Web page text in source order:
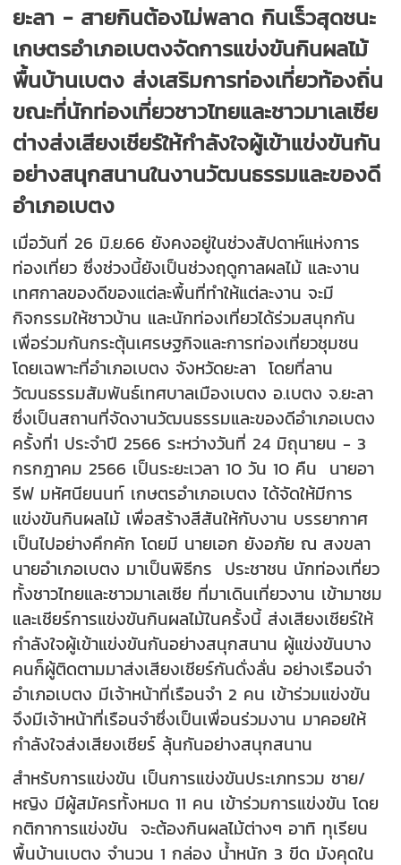
ยะลา - สายกินต้องไม่พลาด กินเร็วสุดชนะ
เกษตรอำเภอเบตงจัดการแข่งขันกินผลไม้
พื้นบ้านเบตง ส่งเสริมการท่องเที่ยวท้องถิ่น
ขณะที่นักท่องเที่ยวชาวไทยและชาวมาเลเซีย
ต่างส่งเสียงเชียร์ให้กำลังใจผู้เข้าแข่งขันกัน
อย่างสนุกสนานในงานวัฒนธรรมและของดี
อำเภอเบตง
เมื่อวันที่ 26 มิ.ย.66 ยังคงอยู่ในช่วงสัปดาห์แห่งการ
ท่องเที่ยว ซึ่งช่วงนี้ยังเป็นช่วงฤดูกาลผลไม้ และงาน
เทศกาลของดีของแต่ละพื้นที่ทำให้แต่ละงาน จะมี
กิจกรรมให้ชาวบ้าน และนักท่องเที่ยวได้ร่วมสนุกกัน
เพื่อร่วมกันกระตุ้นเศรษฐกิจและการท่องเที่ยวชุมชน
โดยเฉพาะที่อำเภอเบตง จังหวัดยะลา โดยที่ลาน
วัฒนธรรมสัมพันธ์เทศบาลเมืองเบตง อ.เบตง จ.ยะลา
ซึ่งเป็นสถานที่จัดงานวัฒนธรรมและของดีอำเภอเบตง
ครั้งที่1 ประจำปี 2566 ระหว่างวันที่ 24 มิถุนายน - 3
กรกฎาคม 2566 เป็นระยะเวลา 10 วัน 10 คืน นายอา
รีฟ มหัศนียนนท์ เกษตรอำเภอเบตง ได้จัดให้มีการ
แข่งขันกินผลไม้ เพื่อสร้างสีสันให้กับงาน บรรยากาศ
เป็นไปอย่างคึกคัก โดยมี นายเอก ยังอภัย ณ สงขลา
นายอำเภอเบตง มาเป็นพิธีกร ประชาชน นักท่องเที่ยว
ทั้งชาวไทยและชาวมาเลเซีย ที่มาเดินเที่ยวงาน เข้ามาชม
และเชียร์การแข่งขันกินผลไม้ในครั้งนี้ ส่งเสียงเชียร์ให้
กำลังใจผู้เข้าแข่งขันกันอย่างสนุกสนาน ผู้แข่งขันบาง
คนก็ผู้ติดตามมาส่งเสียงเชียร์กันดั่งลั่น อย่างเรือนจำ
อำเภอเบตง มีเจ้าหน้าที่เรือนจำ 2 คน เข้าร่วมแข่งขัน
จึงมีเจ้าหน้าที่เรือนจำซึ่งเป็นเพื่อนร่วมงาน มาคอยให้
กำลังใจส่งเสียงเชียร์ ลุ้นกันอย่างสนุกสนาน
สำหรับการแข่งขัน เป็นการแข่งขันประเภทรวม ชาย/
หญิง มีผู้สมัครทั้งหมด 11 คน เข้าร่วมการแข่งขัน โดย
กติกาการแข่งขัน จะต้องกินผลไม้ต่างๆ อาทิ ทุเรียน
พื้นบ้านเบตง จำนวน 1 กล่อง น้ำหนัก 3 ขีด มังคุดใน